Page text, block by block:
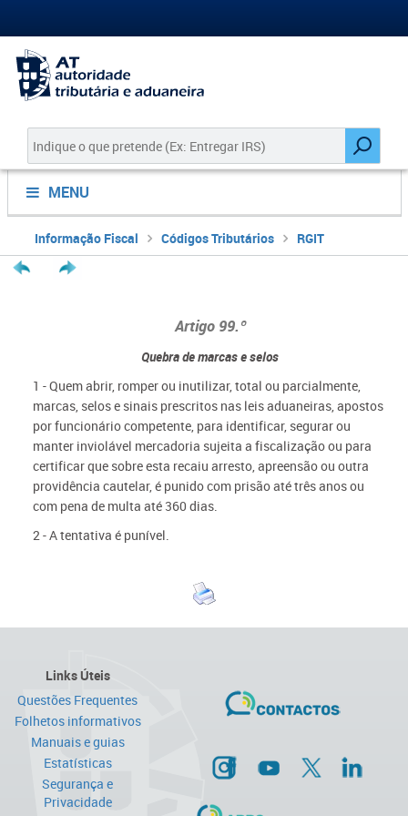
MENU
Informação Fiscal Códigos Tributários RGIT
Artigo 99.º
Quebra de marcas e selos
1 - Quem abrir, romper ou inutilizar, total ou parcialmente,
marcas, selos e sinais prescritos nas leis aduaneiras, apostos
por funcionário competente, para identificar, segurar ou
manter inviolável mercadoria sujeita a fiscalização ou para
certificar que sobre esta recaiu arresto, apreensão ou outra
providência cautelar, é punido com prisão até três anos ou
com pena de multa até 360 dias.
2 - A tentativa é punível.
Links Úteis
Questões Frequentes
Folhetos informativos
Manuais e guias
Estatísticas
Segurança e
Privacidade